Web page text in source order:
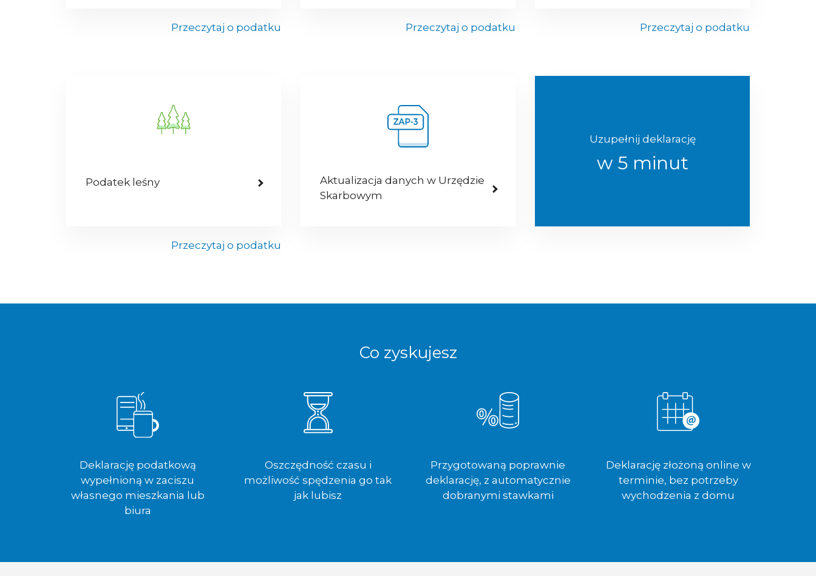
Przeczytaj o podatku Przeczytaj o podatku Przeczytaj o podatku
Podatek leśny
Przeczytaj o podatku
Aktualizacja danych w Urzędzie
Skarbowym
Uzupełnij deklarację
w 5 minut
Co zyskujesz
Deklarację podatkową
wypełnioną w zaciszu
własnego mieszkania lub
biura
Oszczędność czasu i
możliwość spędzenia go tak
jak lubisz
Przygotowaną poprawnie
deklarację, z automatycznie
dobranymi stawkami
Deklarację złożoną online w
terminie, bez potrzeby
wychodzenia z domu